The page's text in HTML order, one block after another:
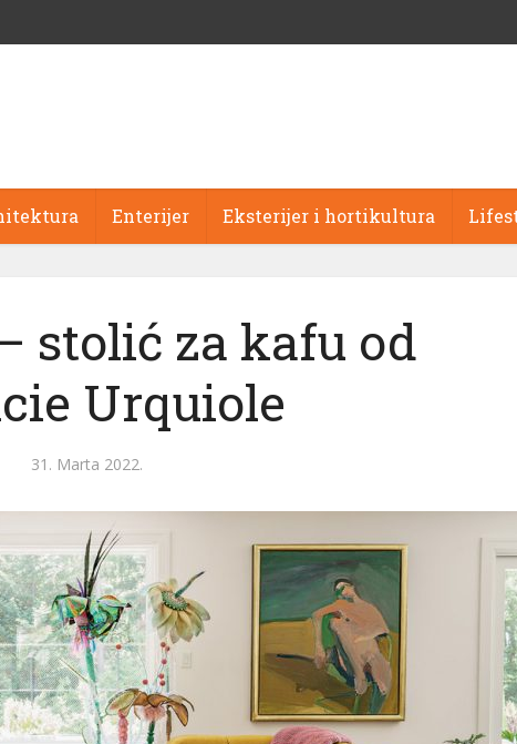
Enterijer Eksterijer i hortikultura
stolić za kafu od
Urquiole
31. Marta 2022.